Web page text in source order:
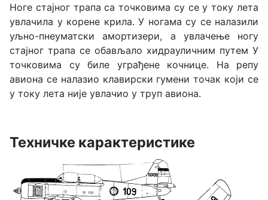
Ноге стајног трапа са точковима су се у току лета
увлачила у корене крила. У ногама су се налазили
уљно-пнеуматски амортизери, а увлачење ногу
стајног трапа се обављало хидрауличним путем У
точковима су биле уграђене кочнице. На репу
авиона се налазио клавирски гумени точак који се
у току лета није увлачио у труп авиона.
Техничке карактеристике